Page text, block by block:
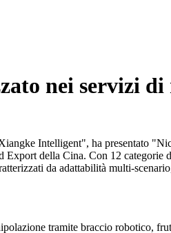
nei servizi
Intelligent", ha presentato
della Cina. Con 12
da adattabilità multi-
tramite braccio robotico,